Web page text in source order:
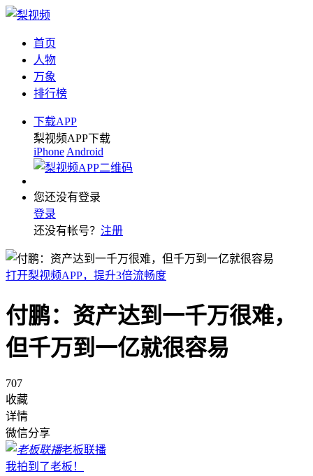
首页
人物
万象
排行榜
下载APP
梨视频APP下载
iPhone Android
您还没有登录
登录
还没有帐号？ 注册
打开梨视频APP，提升3倍流畅度
付鹏：资产达到一千万很难，
但千万到一亿就很容易
707
收藏
详情
微信分享
老板联播
我拍到了老板！